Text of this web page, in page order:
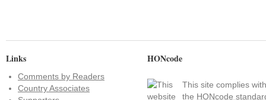
Links
Comments by Readers
Country Associates
HONcode
This site complies with
the HONcode